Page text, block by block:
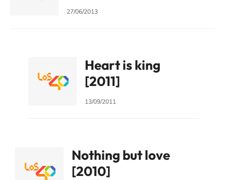
27/06/2013
Heart is king
[2011]
13/09/2011
Nothing but love
[2010]